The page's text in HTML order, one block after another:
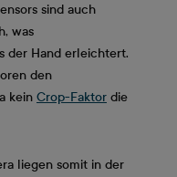
sind auch
was
der Hand erleichtert.
den
kein Crop-Faktor die
liegen somit in der